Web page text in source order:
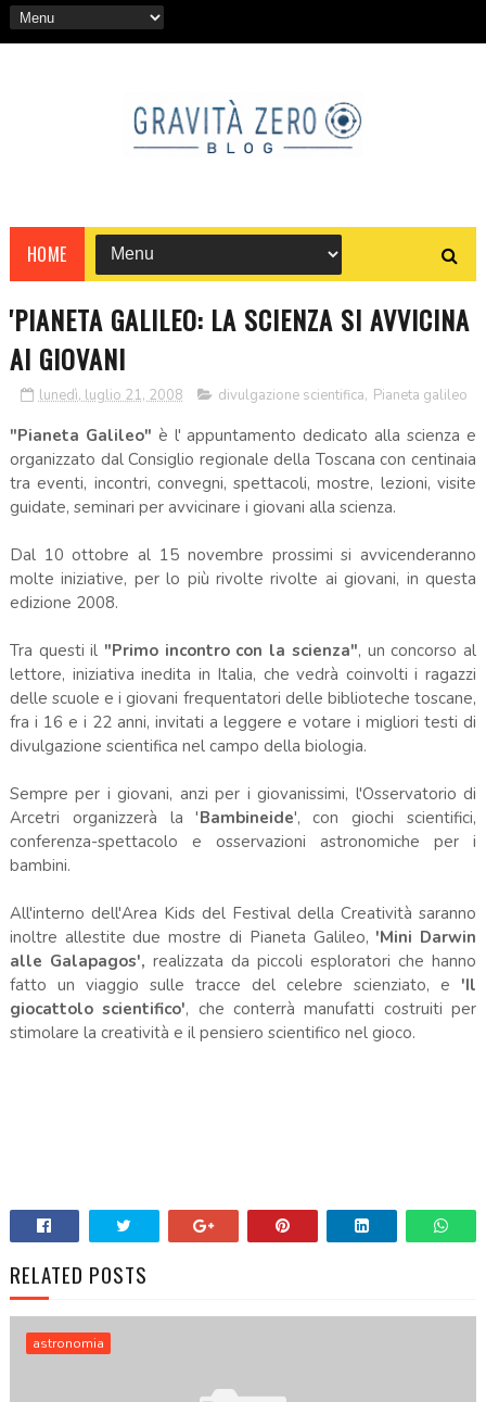
HOME
'PIANETA GALILEO: LA SCIENZA SI AVVICINA
AI GIOVANI
lunedì, luglio 21, 2008 divulgazione scientifica, Pianeta galileo
"Pianeta Galileo" è l' appuntamento dedicato alla scienza e
organizzato dal Consiglio regionale della Toscana con centinaia
tra eventi, incontri, convegni, spettacoli, mostre, lezioni, visite
guidate, seminari per avvicinare i giovani alla scienza.
Dal 10 ottobre al 15 novembre prossimi si avvicenderanno
molte iniziative, per lo più rivolte rivolte ai giovani, in questa
edizione 2008.
Tra questi il "Primo incontro con la scienza", un concorso al
lettore, iniziativa inedita in Italia, che vedrà coinvolti i ragazzi
delle scuole e i giovani frequentatori delle biblioteche toscane,
fra i 16 e i 22 anni, invitati a leggere e votare i migliori testi di
divulgazione scientifica nel campo della biologia.
Sempre per i giovani, anzi per i giovanissimi, l'Osservatorio di
Arcetri organizzerà la 'Bambineide', con giochi scientifici,
conferenza-spettacolo e osservazioni astronomiche per i
bambini.
All'interno dell'Area Kids del Festival della Creatività saranno
inoltre allestite due mostre di Pianeta Galileo, 'Mini Darwin
alle Galapagos', realizzata da piccoli esploratori che hanno
fatto un viaggio sulle tracce del celebre scienziato, e 'Il
giocattolo scientifico', che conterrà manufatti costruiti per
stimolare la creatività e il pensiero scientifico nel gioco.
RELATED POSTS
astronomia